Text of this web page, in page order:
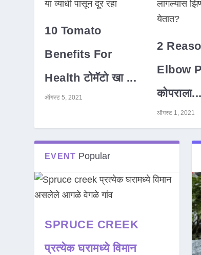
10 Tomato
Benefits For
Health टोमॅटो खा ...
ऑगस्ट 5, 2021
2
Elbow
कोपराला...
ऑगस्ट 1, 2021
EVENT Popular
SPRUCE CREEK
प्रत्येक घरामध्ये विमान